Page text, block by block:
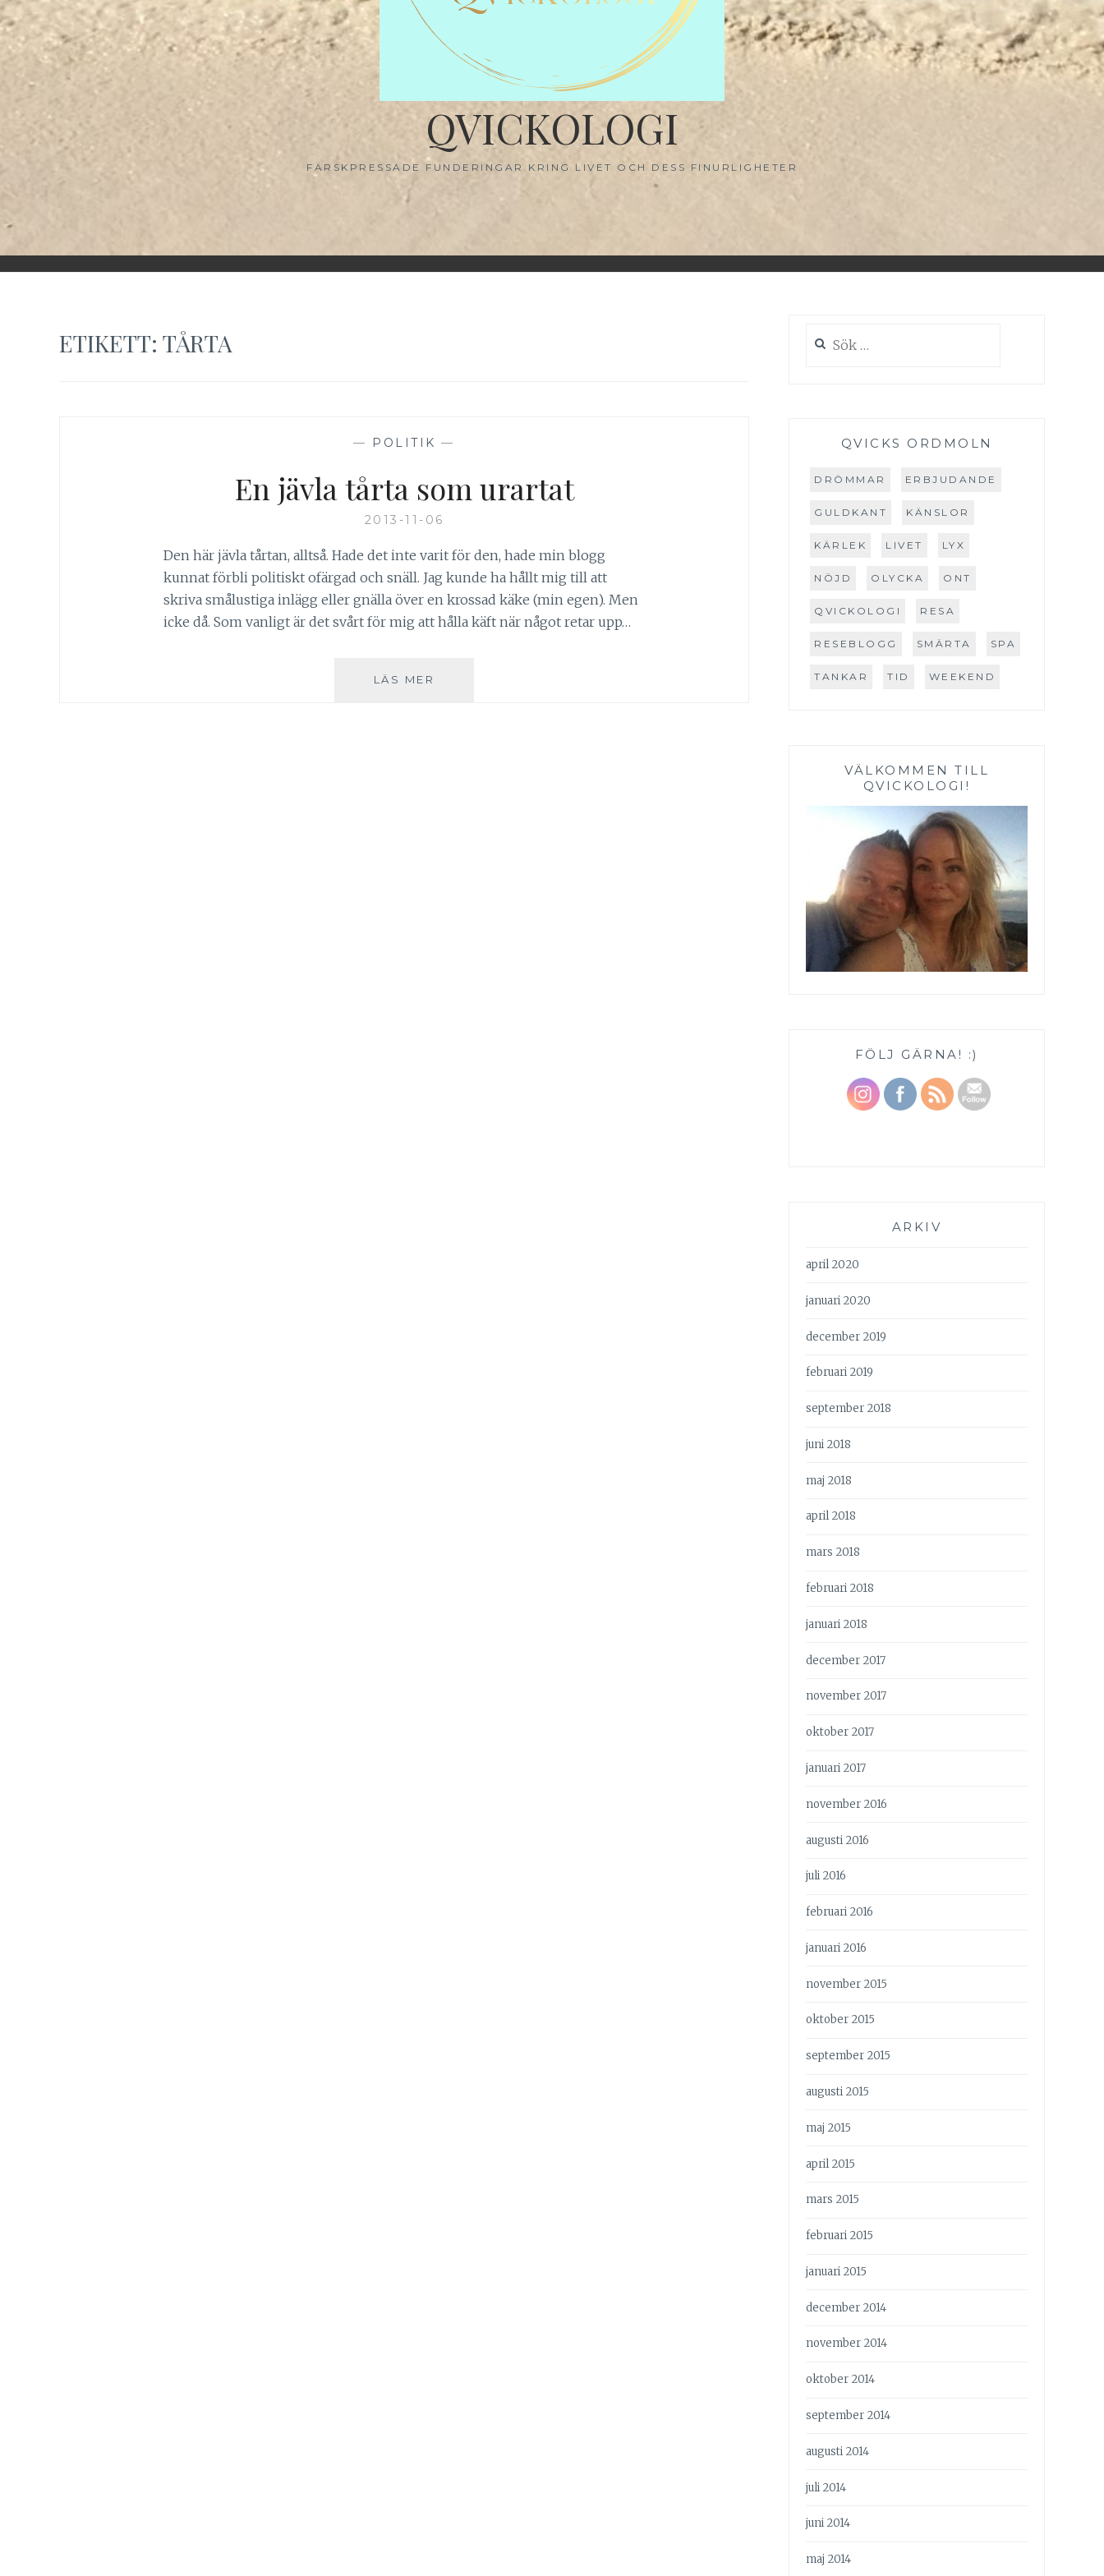
QVICKOLOGI
FÄRSKPRESSADE FUNDERINGAR KRING LIVET OCH DESS FINURLIGHETER
ETIKETT: TÅRTA
— POLITIK —
En jävla tårta som urartat
2013-11-06
Den här jävla tårtan, alltså. Hade det inte varit för den, hade min blogg
kunnat förbli politiskt ofärgad och snäll. Jag kunde ha hållt mig till att
skriva smålustiga inlägg eller gnälla över en krossad käke (min egen). Men
icke då. Som vanligt är det svårt för mig att hålla käft när något retar upp…
LÄS MER
efter:
QVICKS ORDMOLN
DRÖMMAR ERBJUDANDE
GULDKANT KÄNSLOR
KÄRLEK LIVET LYX
NÖJD OLYCKA ONT
QVICKOLOGI RESA
RESEBLOGG SMÄRTA SPA
TANKAR TID WEEKEND
VÄLKOMMEN TILL
QVICKOLOGI!
FÖLJ GÄRNA! :)
ARKIV
april 2020
januari 2020
december 2019
februari 2019
september 2018
juni 2018
maj 2018
april 2018
mars 2018
februari 2018
januari 2018
december 2017
november 2017
oktober 2017
januari 2017
november 2016
augusti 2016
juli 2016
februari 2016
januari 2016
november 2015
oktober 2015
september 2015
augusti 2015
maj 2015
april 2015
mars 2015
februari 2015
januari 2015
december 2014
november 2014
oktober 2014
september 2014
augusti 2014
juli 2014
juni 2014
maj 2014